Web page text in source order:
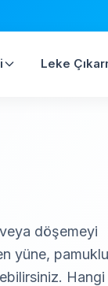
Leke
döşemeyi
yüne,
Hangi